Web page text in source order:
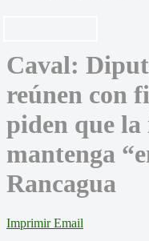
Caval:
reúnen con
piden que la
mantenga
Rancagua
Imprimir Email